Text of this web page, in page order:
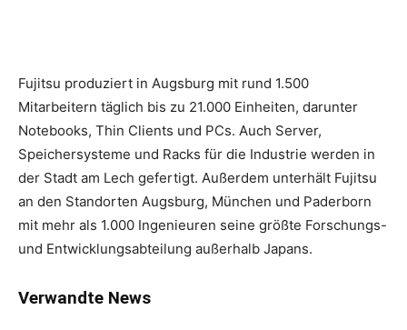
Fujitsu produziert in Augsburg mit rund 1.500
Mitarbeitern täglich bis zu 21.000 Einheiten, darunter
Notebooks, Thin Clients und PCs. Auch Server,
Speichersysteme und Racks für die Industrie werden in
der Stadt am Lech gefertigt. Außerdem unterhält Fujitsu
an den Standorten Augsburg, München und Paderborn
mit mehr als 1.000 Ingenieuren seine größte Forschungs-
und Entwicklungsabteilung außerhalb Japans.
Verwandte News